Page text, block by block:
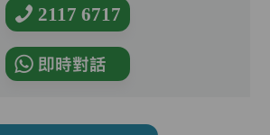
2117 6717
即時對話